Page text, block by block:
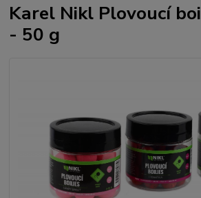
Karel Nikl Plovoucí
- 50 g